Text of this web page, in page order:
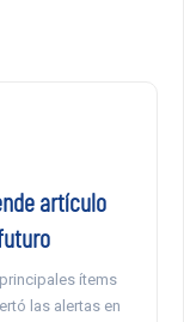
artículo
ítems
las alertas en